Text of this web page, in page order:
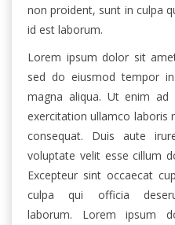
non proident, sunt in culpa
id est laborum.
Lorem ipsum dolor sit
sed do eiusmod tempor
magna aliqua. Ut enim ad
exercitation ullamco laboris
consequat. Duis aute
voluptate velit esse cillum
Excepteur sint occaecat
culpa qui officia
laborum. Lorem ipsum